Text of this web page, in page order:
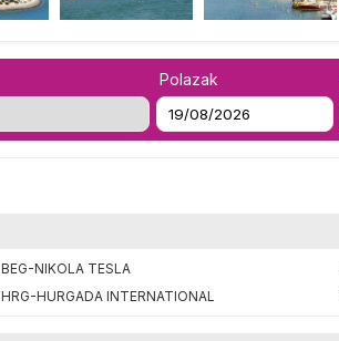
Polazak
BEG-NIKOLA TESLA
HRG-HURGADA INTERNATIONAL